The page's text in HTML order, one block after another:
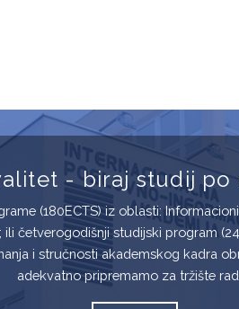
- biraj studij po
(180ECTS) iz oblasti:
četverogodišnji studijski program
i stručnosti akademskog kadra
adekvatno pripremamo za tržište